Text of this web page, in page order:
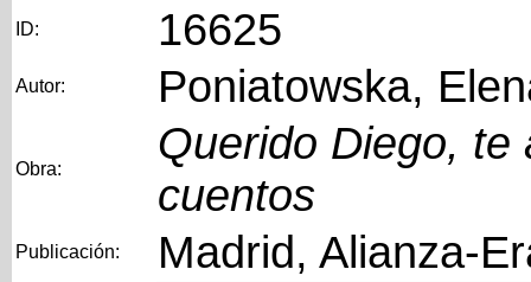
ID: 16625
Autor: Poniatowska,
Obra:
Querido Diego, te
cuentos
Publicación: Madrid, Alianza-